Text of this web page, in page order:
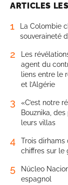
ARTICLES
1
La Colombie
souveraineté
2
Les
agent du
liens entre le
et l’Algérie
3
«C’est notre
Bouznika,
leurs villas
4
Trois
chiffres sur le
5
Núcleo
espagnol